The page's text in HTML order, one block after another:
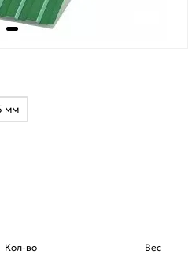
мм
Кол-во
Вес